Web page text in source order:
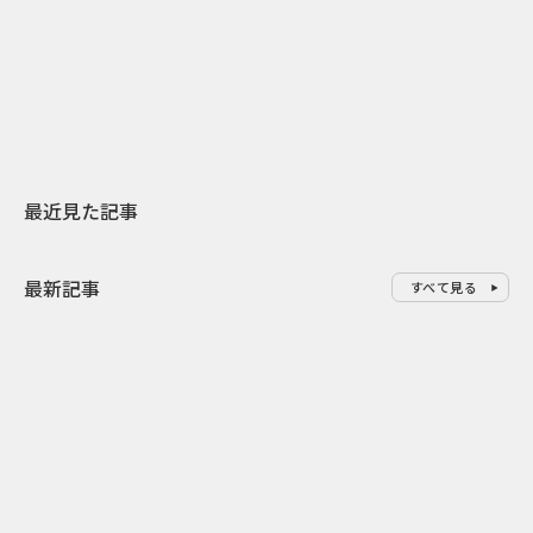
最近見た記事
最新記事 すべて見る